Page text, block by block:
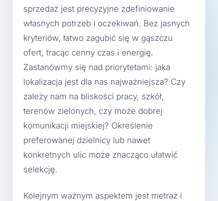
sprzedaż jest precyzyjne zdefiniowanie
własnych potrzeb i oczekiwań. Bez jasnych
kryteriów, łatwo zagubić się w gąszczu
ofert, tracąc cenny czas i energię.
Zastanówmy się nad priorytetami: jaka
lokalizacja jest dla nas najważniejsza? Czy
zależy nam na bliskości pracy, szkół,
terenów zielonych, czy może dobrej
komunikacji miejskiej? Określenie
preferowanej dzielnicy lub nawet
konkretnych ulic może znacząco ułatwić
selekcję.
Kolejnym ważnym aspektem jest metraż i